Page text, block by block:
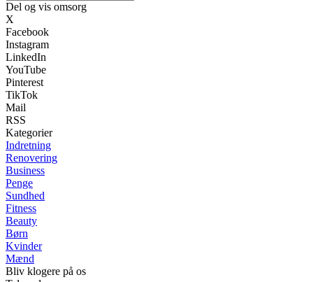
Del og vis omsorg
X
Facebook
Instagram
LinkedIn
YouTube
Pinterest
TikTok
Mail
RSS
Kategorier
Indretning
Renovering
Business
Penge
Sundhed
Fitness
Beauty
Børn
Kvinder
Mænd
Bliv klogere på os